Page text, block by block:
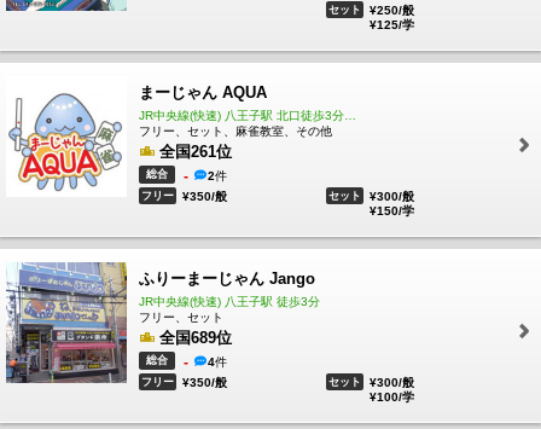
セット
¥250/般
¥125/学
まーじゃん AQUA
フリー、セット、麻雀教室、その他
全国261位
総合 - 2件
フリー ¥350/般 セット
¥300/般
¥150/学
ふりーまーじゃん Jango
JR中央線(快速) 八王子駅 徒歩3分
フリー、セット
全国689位
総合 - 4件
フリー ¥350/般 セット
¥300/般
¥100/学